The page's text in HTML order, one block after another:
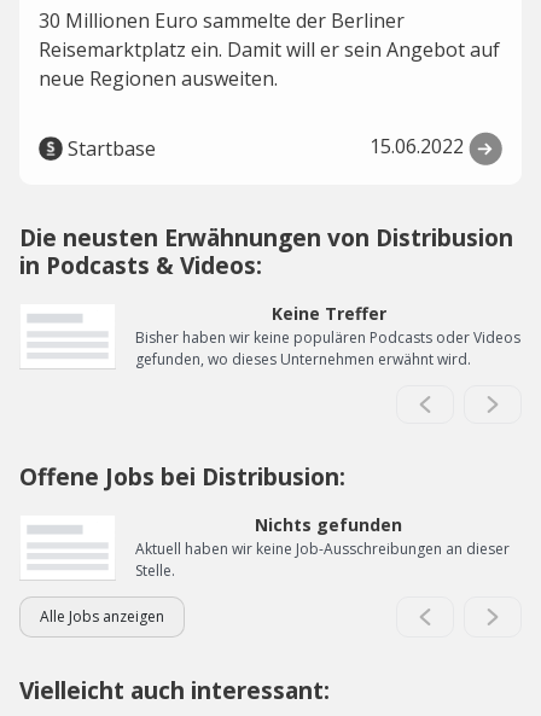
30 Millionen Euro sammelte der Berliner
Reisemarktplatz ein. Damit will er sein Angebot auf
neue Regionen ausweiten.
Startbase 15.06.2022
Die neusten Erwähnungen von Distribusion
in Podcasts & Videos:
Keine Treffer
Bisher haben wir keine populären Podcasts oder Videos
gefunden, wo dieses Unternehmen erwähnt wird.
Offene Jobs bei Distribusion:
Nichts gefunden
Aktuell haben wir keine Job-Ausschreibungen an dieser
Stelle.
Alle Jobs anzeigen
Vielleicht auch interessant: